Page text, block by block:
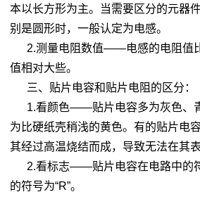
本以长方形为主。当需要区分的元器
别是圆形时，一般认定为电感。
2.测量电阻数值——电感的电阻值
值相对大些。
三、贴片电容和贴片电阻的区分：
1.看颜色——贴片电容多为灰色、
为比硬纸壳稍浅的黄色。有的贴片电
其经过高温烧结而成，导致无法在其表
2.看标志——贴片电容在电路中的符
的符号为“R”。